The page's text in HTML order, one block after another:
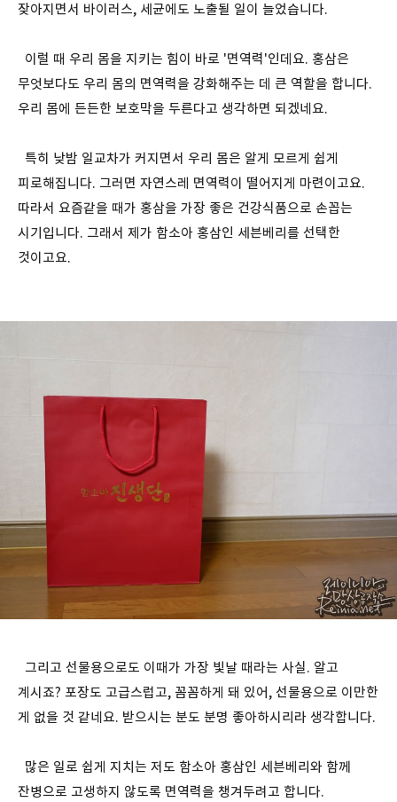
잦아지면서 바이러스, 세균에도 노출될 일이 늘었습니다.
이럴 때 우리 몸을 지키는 힘이 바로 '면역력'인데요. 홍삼은
무엇보다도 우리 몸의 면역력을 강화해주는 데 큰 역할을 합니다.
우리 몸에 든든한 보호막을 두른다고 생각하면 되겠네요.
특히 낮밤 일교차가 커지면서 우리 몸은 알게 모르게 쉽게
피로해집니다. 그러면 자연스레 면역력이 떨어지게 마련이고요.
따라서 요즘같을 때가 홍삼을 가장 좋은 건강식품으로 손꼽는
시기입니다. 그래서 제가 함소아 홍삼인 세븐베리를 선택한
것이고요.
그리고 선물용으로도 이때가 가장 빛날 때라는 사실. 알고
계시죠? 포장도 고급스럽고, 꼼꼼하게 돼 있어, 선물용으로 이만한
게 없을 것 같네요. 받으시는 분도 분명 좋아하시리라 생각합니다.
많은 일로 쉽게 지치는 저도 함소아 홍삼인 세븐베리와 함께
잔병으로 고생하지 않도록 면역력을 챙겨두려고 합니다.